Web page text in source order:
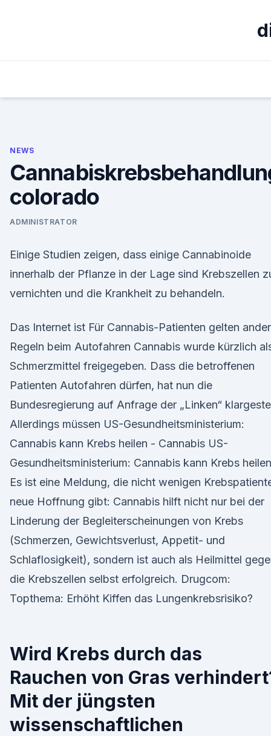
NEWS
colorado
ADMINISTRATOR
Einige Studien zeigen, dass einige Cannabinoide
innerhalb der Pflanze in der Lage sind Krebszellen
vernichten und die Krankheit zu behandeln.
Das Internet ist Für Cannabis-Patienten gelten
Regeln beim Autofahren Cannabis wurde kürzlich
Schmerzmittel freigegeben. Dass die betroffenen
Patienten Autofahren dürfen, hat nun die
Bundesregierung auf Anfrage der „Linken“
Allerdings müssen US-Gesundheitsministerium:
Cannabis kann Krebs heilen - Cannabis US-
Gesundheitsministerium: Cannabis kann Krebs
Es ist eine Meldung, die nicht wenigen
neue Hoffnung gibt: Cannabis hilft nicht nur bei der
Linderung der Begleiterscheinungen von Krebs
(Schmerzen, Gewichtsverlust, Appetit- und
Schlaflosigkeit), sondern ist auch als Heilmittel
die Krebszellen selbst erfolgreich. Drugcom:
Topthema: Erhöht Kiffen das Lungenkrebsrisiko?
Wird Krebs durch das
Rauchen von Gras
Mit der jüngsten
wissenschaftlichen